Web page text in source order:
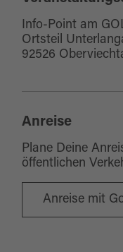
Info-Point am
Ortsteil
92526
Anreise
Plane Deine
öffentlichen
Anreise mit